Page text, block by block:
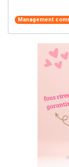
Management